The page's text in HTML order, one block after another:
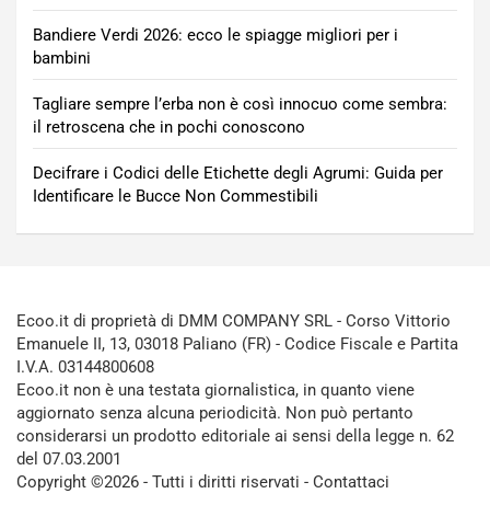
Bandiere Verdi 2026: ecco le spiagge migliori per i
bambini
Tagliare sempre l’erba non è così innocuo come sembra:
il retroscena che in pochi conoscono
Decifrare i Codici delle Etichette degli Agrumi: Guida per
Identificare le Bucce Non Commestibili
Ecoo.it di proprietà di DMM COMPANY SRL - Corso Vittorio
Emanuele II, 13, 03018 Paliano (FR) - Codice Fiscale e Partita
I.V.A. 03144800608
Ecoo.it non è una testata giornalistica, in quanto viene
aggiornato senza alcuna periodicità. Non può pertanto
considerarsi un prodotto editoriale ai sensi della legge n. 62
del 07.03.2001
Copyright ©2026 - Tutti i diritti riservati - Contattaci